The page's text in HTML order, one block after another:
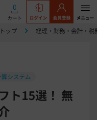
0
カート ログイン 会員登録 メニュー
ップ 経理・財務・会計・税
システム
ト15選！ 無